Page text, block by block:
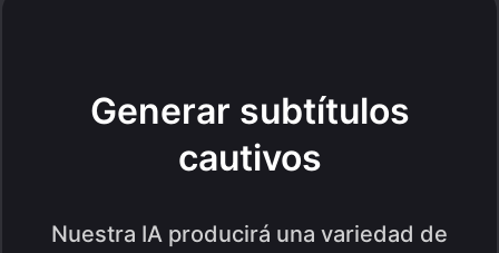
Generar subtítulos
cautivos
Nuestra IA producirá una variedad de